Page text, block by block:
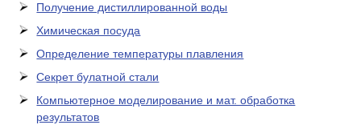
Получение дистиллированной воды
Химическая посуда
Определение температуры плавления
Секрет булатной стали
Компьютерное моделирование и мат. обработка
результатов